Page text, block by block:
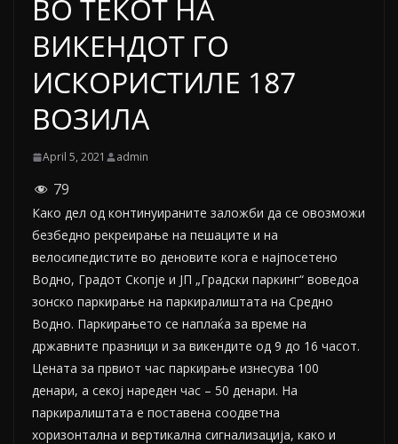
ВО ТЕКОТ НА
ВИКЕНДОТ ГО
ИСКОРИСТИЛЕ 187
ВОЗИЛA
April 5, 2021 admin
79
Како дел од континуираните заложби да се овозможи
безбедно рекреирање на пешаците и на
велосипедистите во деновите кога е најпосетено
Водно, Градот Скопје и ЈП „Градски паркинг“ воведоа
зонско паркирање на паркиралиштата на Средно
Водно. Паркирањето се наплаќа за време на
државните празници и за викендите од 9 до 16 часот.
Цената за првиот час паркирање изнесува 100
денари, а секој нареден час – 50 денари. На
паркиралиштата е поставена соодветна
хоризонтална и вертикална сигнализација, како и